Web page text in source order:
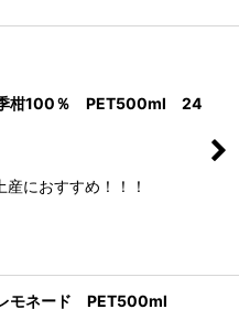
柑100％ PET500ml 24
におすすめ！！！
モネード PET500ml